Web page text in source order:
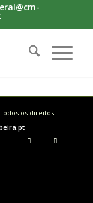
os direitos